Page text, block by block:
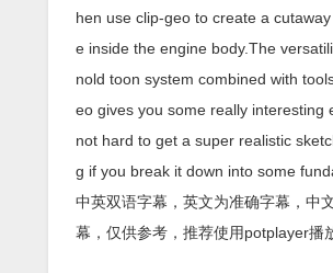
hen use clip-geo to create a
e inside the engine body.The
nold toon system combined with
eo gives you some really interesting
not hard to get a super realistic
g if you break it down into some
中英双语字幕，英文为准确字幕，中
幕，仅供参考，推荐使用potplayer播